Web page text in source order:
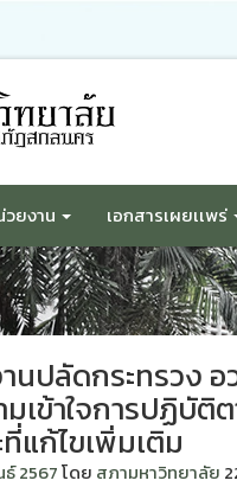
วยงาน เอกสารเผยเเพร่
นปลัดกระทรวง
เข้าใจการปฏิบั
แก้ไขเพิ่มเติม
2567โดย สภามหาวิทยาลัย